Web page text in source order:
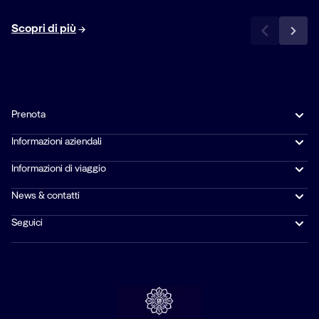
Scopri di più
Prenota
Informazioni aziendali
Informazioni di viaggio
News & contatti
Seguici